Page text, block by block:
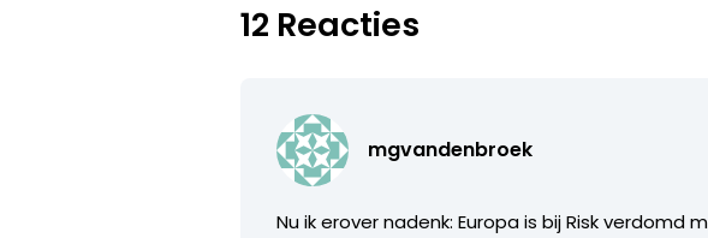
12 Reacties
mgvandenbroek
Nu ik erover nadenk: Europa is bij Risk